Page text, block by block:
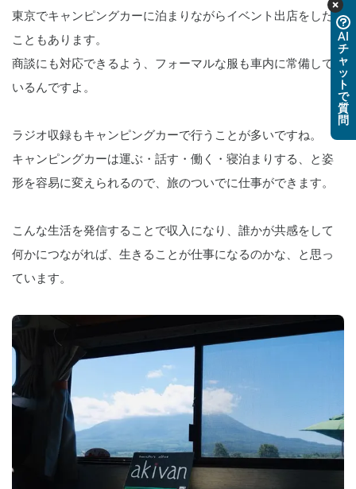
東京でキャンピングカーに泊まりながらイベント出店をした
こともあります。
商談にも対応できるよう、フォーマルな服も車内に常備して
いるんですよ。
ラジオ収録もキャンピングカーで行うことが多いですね。
キャンピングカーは運ぶ・話す・働く・寝泊まりする、と姿
形を容易に変えられるので、旅のついでに仕事ができます。
こんな生活を発信することで収入になり、誰かが共感をして
何かにつながれば、生きることが仕事になるのかな、と思っ
ています。
AI
チ
ャ
ッ
ト
で
質
問